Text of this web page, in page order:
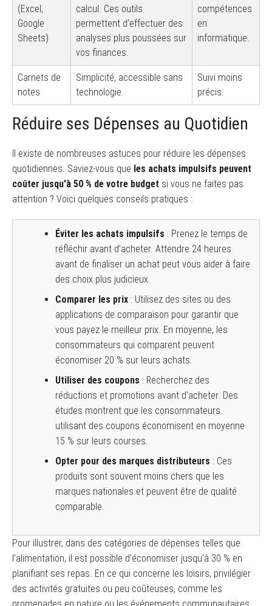
(Excel,
Google
Sheets)
calcul. Ces outils
permettent d’effectuer des
analyses plus poussées sur
vos finances.
compétences
en
informatique.
Carnets de
notes
Simplicité, accessible sans
technologie.
Suivi moins
précis.
Réduire ses Dépenses au Quotidien
Il existe de nombreuses astuces pour réduire les dépenses
quotidiennes. Saviez-vous que les achats impulsifs peuvent
coûter jusqu’à 50 % de votre budget si vous ne faites pas
attention ? Voici quelques conseils pratiques :
Éviter les achats impulsifs : Prenez le temps de
réfléchir avant d’acheter. Attendre 24 heures
avant de finaliser un achat peut vous aider à faire
des choix plus judicieux.
Comparer les prix : Utilisez des sites ou des
applications de comparaison pour garantir que
vous payez le meilleur prix. En moyenne, les
consommateurs qui comparent peuvent
économiser 20 % sur leurs achats.
Utiliser des coupons : Recherchez des
réductions et promotions avant d’acheter. Des
études montrent que les consommateurs
utilisant des coupons économisent en moyenne
15 % sur leurs courses.
Opter pour des marques distributeurs : Ces
produits sont souvent moins chers que les
marques nationales et peuvent être de qualité
comparable.
Pour illustrer, dans des catégories de dépenses telles que
l’alimentation, il est possible d’économiser jusqu’à 30 % en
planifiant ses repas. En ce qui concerne les loisirs, privilégier
des activités gratuites ou peu coûteuses, comme les